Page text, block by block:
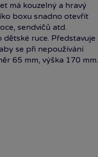
má kouzelný a hravý
boxu snadno otevřít
sendvičů atd.
ruce. Představuje
se při nepoužívání
65 mm, výška 170 mm.